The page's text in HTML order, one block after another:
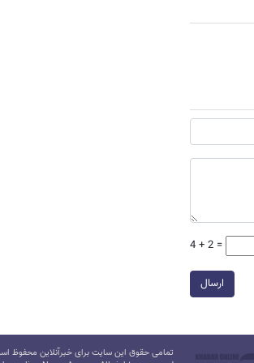
4 + 2 =
ارسال
تمامی حقوق این سایت برای خبرآنلاین محفوظ